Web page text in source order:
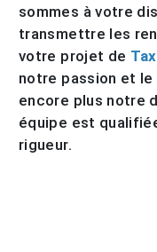
sommes à votre
transmettre les
votre projet de
notre passion et
encore plus notre
équipe est
rigueur.